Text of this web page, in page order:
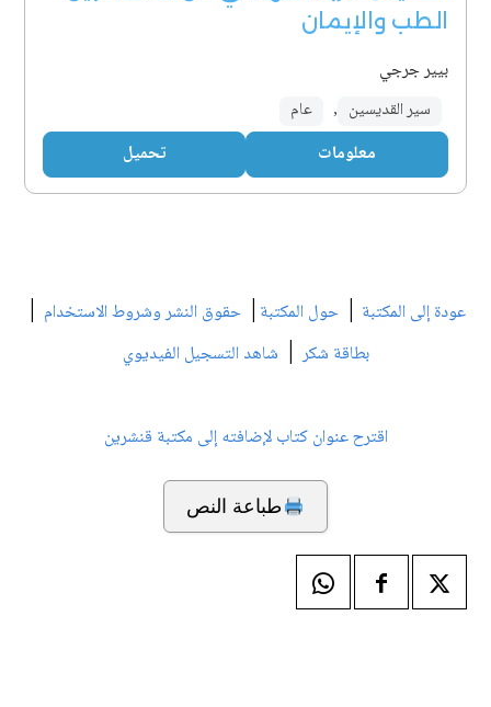
الطب والإيمان
بيير جرجي
سير القديسين , عام
معلومات تحميل
عودة إلى المكتبة | حول المكتبة | حقوق النشر وشروط الاستخدام |
بطاقة شكر| شاهد التسجيل الفيديوي
اقترح عنوان كتاب لإضافته إلى مكتبة قنشرين
طباعة النص